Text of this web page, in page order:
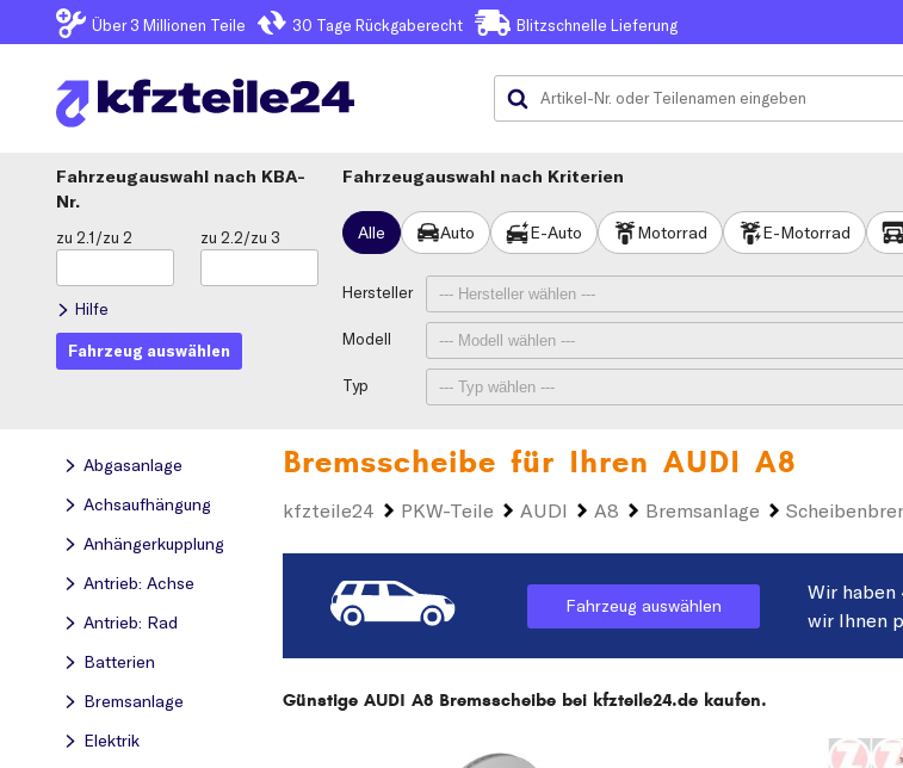
Über 3 Millionen Teile 30 Tage Rückgaberecht Blitzschnelle Lieferung
Fahrzeugauswahl
KBA-
Nr.
zu 2.1/zu 2 zu 2.2/zu 3
Hilfe
Fahrzeug auswählen
Fahrzeugauswahl nach Kriterien
Alle Auto E-Auto Motorrad E-Motorrad
Hersteller
Modell
Typ
Abgasanlage
Achsaufhängung
Anhängerkupplung
Antrieb: Achse
Antrieb: Rad
Batterien
Bremsanlage
Elektrik
Bremsscheibe für Ihren AUDI A8
kfzteile24 PKW-Teile AUDI A8 Bremsanlage
Fahrzeug auswählen
Wir
wir Ihnen
Günstige AUDI A8 Bremsscheibe bei kfzteile24.de kaufen.